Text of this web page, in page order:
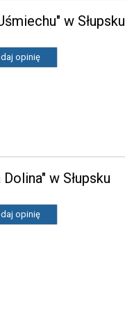
w Słupsku
opinię
w Słupsku
opinię